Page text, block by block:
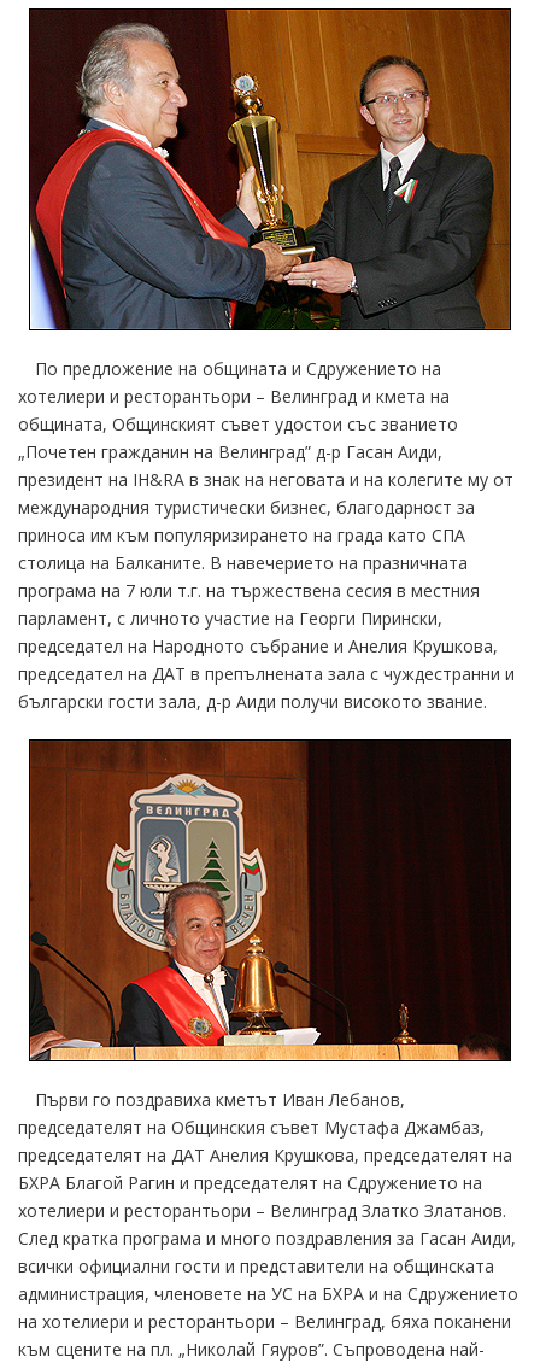
По предложение на общината и Сдружението на
хотелиери и ресторантьори – Велинград и кмета на
общината, Общинският съвет удостои със званието
„Почетен гражданин на Велинград” д-р Гасан Аиди,
президент на IH&RA в знак на неговата и на колегите му от
международния туристически бизнес, благодарност за
приноса им към популяризирането на града като СПА
столица на Балканите. В навечерието на празничната
програма на 7 юли т.г. на тържествена сесия в местния
парламент, с личното участие на Георги Пирински,
председател на Народното събрание и Анелия Крушкова,
председател на ДАТ в препълнената зала с чуждестранни и
български гости зала, д-р Аиди получи високото звание.
Първи го поздравиха кметът Иван Лебанов,
председателят на Общинския съвет Мустафа Джамбаз,
председателят на ДАТ Анелия Крушкова, председателят на
БХРА Благой Рагин и председателят на Сдружението на
хотелиери и ресторантьори – Велинград Златко Златанов.
След кратка програма и много поздравления за Гасан Аиди,
всички официални гости и представители на общинската
администрация, членовете на УС на БХРА и на Сдружението
на хотелиери и ресторантьори – Велинград, бяха поканени
към сцените на пл. „Николай Гяуров”. Съпроводена най-